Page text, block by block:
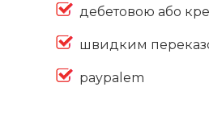
дебетовою або
швидким
paypalem